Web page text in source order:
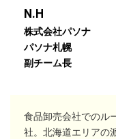
N.H
株式会社パ
パソナ札幌
副チーム長
食品卸売会社でのル
社。北海道エリアの